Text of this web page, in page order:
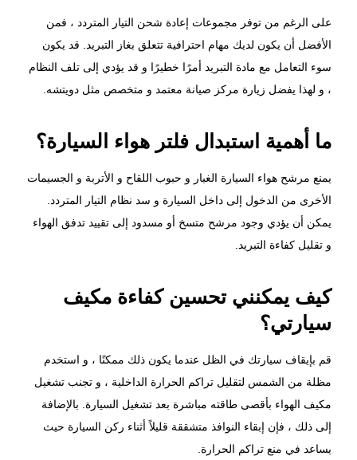
على الرغم من توفر مجموعات إعادة شحن التيار المتردد ، فمن
الأفضل أن يكون لديك مهام احترافية تتعلق بغاز التبريد. قد يكون
سوء التعامل مع مادة التبريد أمرًا خطيرًا و قد يؤدي إلى تلف النظام
، و لهذا يفضل زيارة مركز صيانة معتمد و متخصص مثل دويتشه.
ما أهمية استبدال فلتر هواء السيارة؟
يمنع مرشح هواء السيارة الغبار و حبوب اللقاح و الأتربة و الجسيمات
الأخرى من الدخول إلى داخل السيارة و سد نظام التيار المتردد.
يمكن أن يؤدي وجود مرشح متسخ أو مسدود إلى تقييد تدفق الهواء
و تقليل كفاءة التبريد.
كيف يمكنني تحسين كفاءة مكيف
سيارتي؟
قم بإيقاف سيارتك في الظل عندما يكون ذلك ممكنًا ، و استخدم
مظلة من الشمس لتقليل تراكم الحرارة الداخلية ، و تجنب تشغيل
مكيف الهواء بأقصى طاقته مباشرة بعد تشغيل السيارة. بالإضافة
إلى ذلك ، فإن إبقاء النوافذ متشققة قليلاً أثناء ركن السيارة حيث
يساعد في منع تراكم الحرارة.